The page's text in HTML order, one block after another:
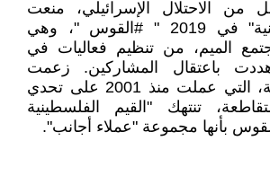
من الاحتلال الإسرائيلي، منعت
"السلطة الفلسطينية" في 2019 " #القوس "، وهي
الميم، من تنظيم فعاليات في
باعتقال المشاركين. زعمت
السلطة أن الجمعية، التي عملت منذ 2001 على تحدي
تنتهك "القيم الفلسطينية
بأنها مجموعة "عملاء أجانب".